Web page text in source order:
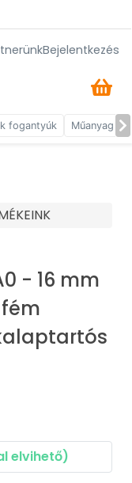
Bejelentkezés
fogantyúk Műanyag
- 16 mm
elvihető)